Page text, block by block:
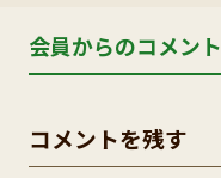
会員からのコメント
コメントを残す